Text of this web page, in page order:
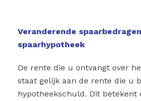
Veranderende
spaarhypotheek
De rente die u ontvangt over
staat gelijk aan de rente die u
hypotheekschuld. Dit